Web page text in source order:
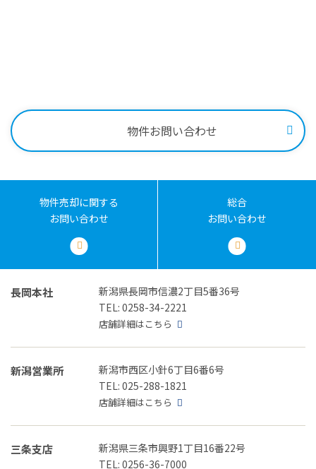
物件お問い合わせ
物件売却に関する
お問い合わせ
総合
お問い合わせ
長岡本社
新潟県長岡市信濃2丁目5番36号
TEL: 0258-34-2221
店舗詳細はこちら
新潟営業所
新潟市西区小針6丁目6番6号
TEL: 025-288-1821
店舗詳細はこちら
三条支店
新潟県三条市興野1丁目16番22号
TEL: 0256-36-7000